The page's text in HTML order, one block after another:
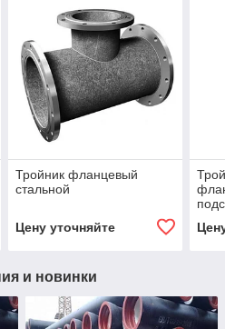
Тройник фланцевый
стальной
Цену уточняйте
и новинки